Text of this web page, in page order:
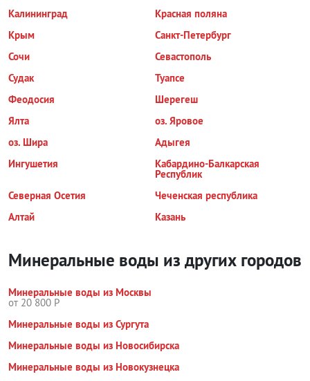
Калининград
Красная поляна
Крым
Санкт-Петербург
Сочи
Севастополь
Судак
Туапсе
Феодосия
Шерегеш
Ялта
оз. Яровое
оз. Шира
Адыгея
Ингушетия
Кабардино-Балкарская
Республик
Северная Осетия
Чеченская республика
Алтай
Казань
Минеральные воды из других городов
Минеральные воды из Москвы
от 20 800 Р
Минеральные воды из Сургута
Минеральные воды из Новосибирска
Минеральные воды из Новокузнецка